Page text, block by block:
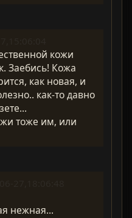
кожи
Заебись! Кожа
как новая, и
как-то давно
тоже им, или
нежная...